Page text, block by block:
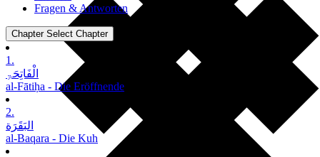
Fragen & Antworten
Chapter Select Chapter
1.
الْفَاتِحَۃِ
al-Fātiḥa - Die Eröffnende
2.
البَقَرَة
al-Baqara - Die Kuh